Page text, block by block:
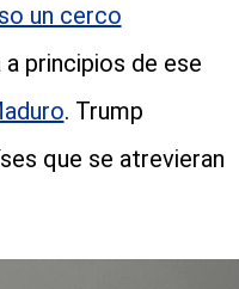
un cerco
principios de ese
. Trump
que se atrevieran